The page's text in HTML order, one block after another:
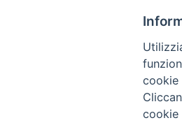
Privacy policy - trasparenza
cookie
cookie